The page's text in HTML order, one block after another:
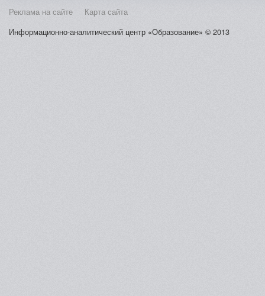
Реклама на сайте
Карта сайта
Информационно-аналитический центр «Образование» © 2013